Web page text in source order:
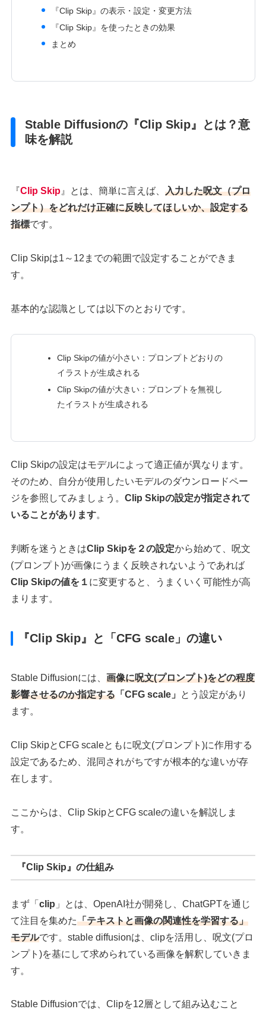
『Clip Skip』の表示・設定・変更方法
『Clip Skip』を使ったときの効果
まとめ
Stable Diffusionの『Clip Skip』とは？意
味を解説
『Clip Skip 』とは、簡単に言えば、入力した呪文（プロ
ンプト）をどれだけ正確に反映してほしいか、設定する
指標です。
Clip Skipは1～12までの範囲で設定することができま
す。
基本的な認識としては以下のとおりです。
Clip Skipの値が小さい：プロンプトどおりの
イラストが生成される
Clip Skipの値が大きい：プロンプトを無視し
たイラストが生成される
Clip Skipの設定はモデルによって適正値が異なります。
そのため、自分が使用したいモデルのダウンロードペー
ジを参照してみましょう。Clip Skipの設定が指定されて
いることがあります。
判断を迷うときはClip Skipを２の設定から始めて、呪文
(プロンプト)が画像にうまく反映されないようであれば
Clip Skipの値を１ に変更すると、うまくいく可能性が高
まります。
『Clip Skip』と「CFG scale」の違い
Stable Diffusionには、画像に呪文(プロンプト)をどの程度
影響させるのか指定する 「CFG scale」
とう設定があり
ます。
Clip SkipとCFG scaleともに呪文(プロンプト)に作用する
設定であるため、混同されがちですが根本的な違いが存
在します。
ここからは、Clip SkipとCFG scaleの違いを解説しま
す。
『Clip Skip』の仕組み
まず「clip 」とは、OpenAI社が開発し、ChatGPTを通じ
て注目を集めた「テキストと画像の関連性を学習する」
モデルです。stable diffusionは、clipを活用し、呪文(プロ
ンプト)を基にして求められている画像を解釈していきま
す。
Stable Diffusionでは、Clipを12層として組み込むこと